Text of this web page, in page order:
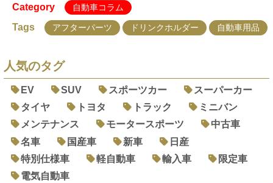
Category 自動車コラム
Tags アフターパーツ ドリンクホルダー 自動車用品
人気のタグ
EV SUV スポーツカー
スーパーカー
タイヤ
トヨタ トラック
ミニバン
メンテナンス
モータースポーツ
中古車
名車
国産車 新車
日産
特別仕様車
軽自動車 輸入車
限定車
電気自動車